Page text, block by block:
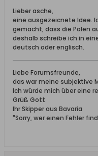
Lieber asche,
eine ausgezeicnete Idee.
gemacht, dass die Polen
deshalb schreibe ich in
deutsch oder englisch.
Liebe Forumsfreunde,
das war meine subjektive
Ich würde mich über eine
Grüß Gott
Ihr Skipper aus Bavaria
"Sorry, wer einen Fehler